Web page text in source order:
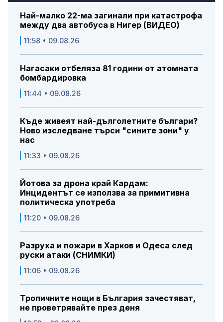
Най-малко 22-ма загинали при катастрофа
между два автобуса в Нигер (ВИДЕО)
11:58 • 09.08.26
Нагасаки отбеляза 81 години от атомната
бомбардировка
11:44 • 09.08.26
Къде живеят най-дълголетните българи?
Ново изследване търси "сините зони" у
нас
11:33 • 09.08.26
Йотова за дрона край Кардам:
Инцидентът се използва за примитивна
политическа употреба
11:20 • 09.08.26
Разруха и пожари в Харков и Одеса след
руски атаки (СНИМКИ)
11:06 • 09.08.26
Тропичните нощи в България зачестяват,
не проветрявайте през деня